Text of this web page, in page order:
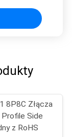
8P8C Złącza
Side
z RoHS